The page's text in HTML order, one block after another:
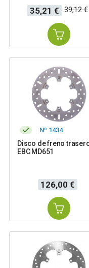
Precio
35,21 €
Precio
base
39,12 €
Nº 1434
Disco de freno
EBC MD651
Precio
126,00 €